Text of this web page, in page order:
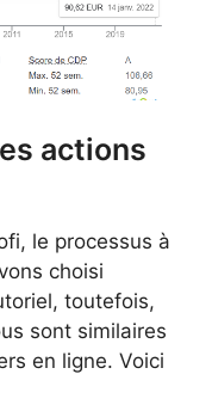
actions
le processus à
choisi
toutefois,
sont similaires
en ligne. Voici